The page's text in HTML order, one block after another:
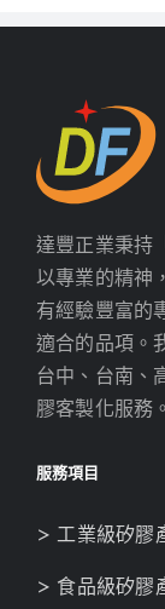
達豐正業秉持
以專業的精神
有經驗豐富的
適合的品項。
台中、台南、
膠客製化服務。
服務項目
> 工業級矽膠
> 食品級矽膠